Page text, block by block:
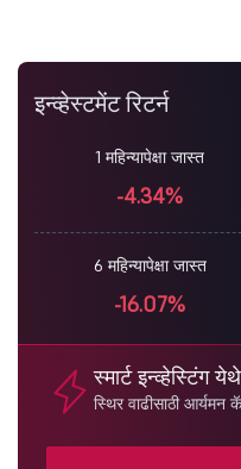
इन्व्हेस्टमेंट रिटर्न
1 महिन्यापेक्षा जास्त
-4.34%
6 महिन्यापेक्षा जास्त
-16.07%
स्मार्ट इन्व्हेस्टिंग
स्थिर वाढीसाठी